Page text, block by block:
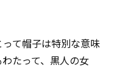
て帽子は特別な意味
たって、黒人の女